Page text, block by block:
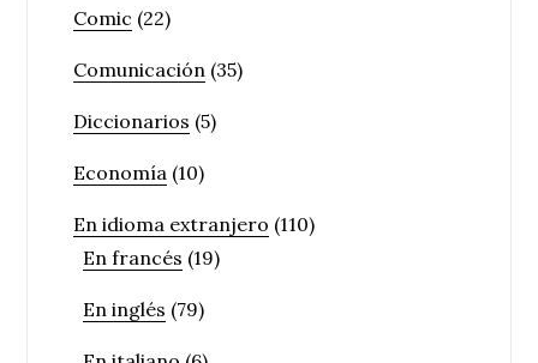
Comic (22)
Comunicación (35)
Diccionarios (5)
Economía (10)
En idioma extranjero (110)
En francés (19)
En inglés (79)